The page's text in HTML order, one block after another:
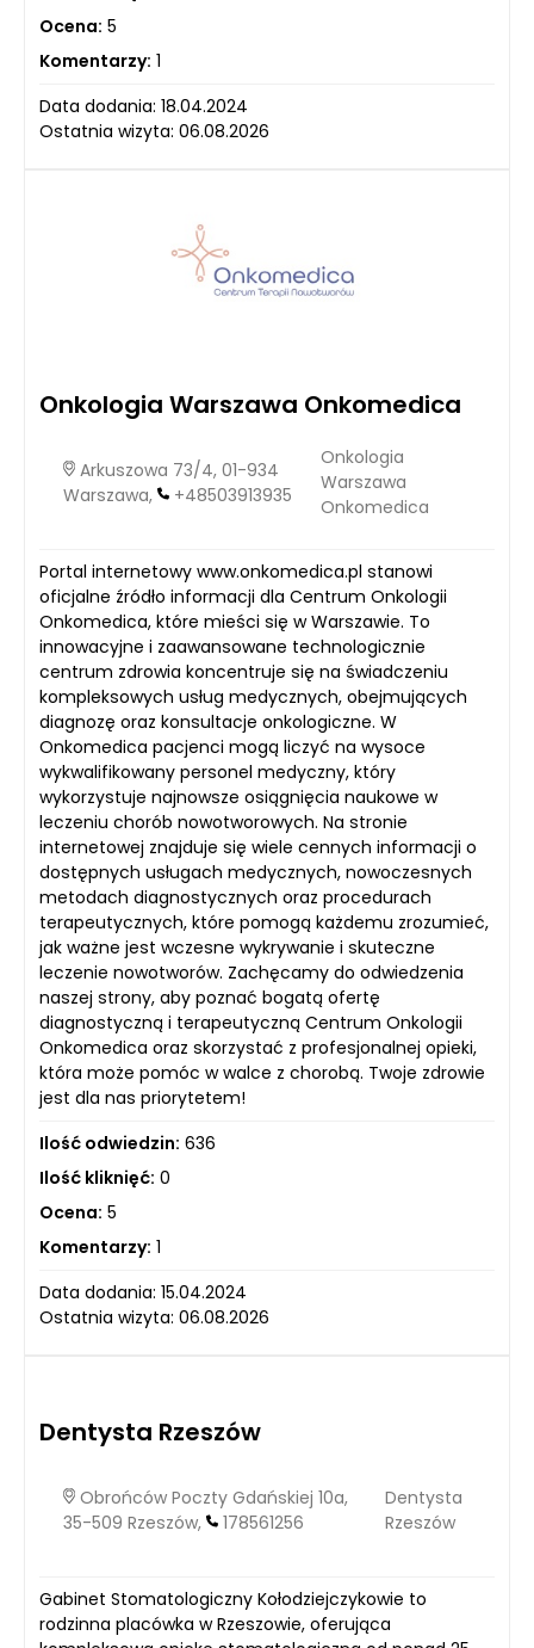
Ocena: 5
Komentarzy: 1
Data dodania: 18.04.2024
Ostatnia wizyta: 06.08.2026
Onkologia Warszawa Onkomedica
Arkuszowa 73/4, 01-934
Warszawa,
+48503913935
Onkologia
Warszawa
Onkomedica
Portal internetowy www.onkomedica.pl stanowi
oficjalne źródło informacji dla Centrum Onkologii
Onkomedica, które mieści się w Warszawie. To
innowacyjne i zaawansowane technologicznie
centrum zdrowia koncentruje się na świadczeniu
kompleksowych usług medycznych, obejmujących
diagnozę oraz konsultacje onkologiczne. W
Onkomedica pacjenci mogą liczyć na wysoce
wykwalifikowany personel medyczny, który
wykorzystuje najnowsze osiągnięcia naukowe w
leczeniu chorób nowotworowych. Na stronie
internetowej znajduje się wiele cennych informacji o
dostępnych usługach medycznych, nowoczesnych
metodach diagnostycznych oraz procedurach
terapeutycznych, które pomogą każdemu zrozumieć,
jak ważne jest wczesne wykrywanie i skuteczne
leczenie nowotworów. Zachęcamy do odwiedzenia
naszej strony, aby poznać bogatą ofertę
diagnostyczną i terapeutyczną Centrum Onkologii
Onkomedica oraz skorzystać z profesjonalnej opieki,
która może pomóc w walce z chorobą. Twoje zdrowie
jest dla nas priorytetem!
Ilość odwiedzin: 636
Ilość kliknięć: 0
Ocena: 5
Komentarzy: 1
Data dodania: 15.04.2024
Ostatnia wizyta: 06.08.2026
Dentysta Rzeszów
Obrońców Poczty Gdańskiej 10a,
35-509 Rzeszów,
178561256
Dentysta
Rzeszów
Gabinet Stomatologiczny Kołodziejczykowie to
rodzinna placówka w Rzeszowie, oferująca